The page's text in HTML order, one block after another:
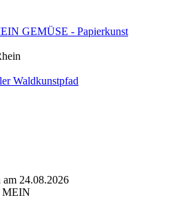
GEMÜSE - Papierkunst
Waldkunstpfad
am 24.08.2026